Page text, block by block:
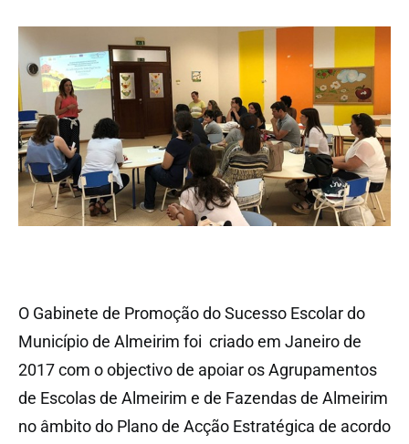
O Gabinete de Promoção do Sucesso Escolar do
Município de Almeirim foi criado em Janeiro de
2017 com o objectivo de apoiar os Agrupamentos
de Escolas de Almeirim e de Fazendas de Almeirim
no âmbito do Plano de Acção Estratégica de acordo